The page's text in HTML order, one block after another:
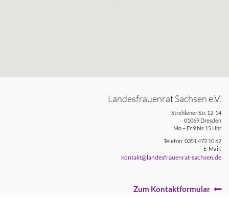
Landesfrauenrat Sachsen e.V.
Strehlener Str. 12-14
01069 Dresden
Mo – Fr 9 bis 15 Uhr
Telefon: 0351 472 10 62
E-Mail:
kontakt@landesfrauenrat-sachsen.de
Zum Kontaktformular